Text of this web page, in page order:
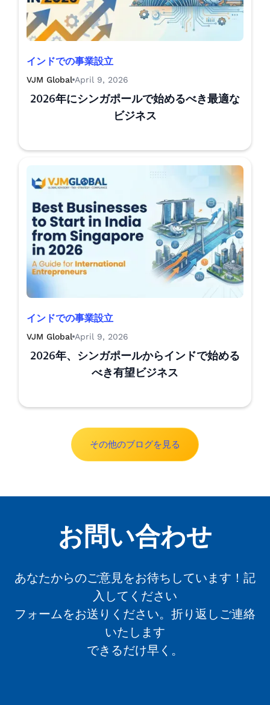
インドでの事業設立
VJM Global April 9, 2026
2026年にシンガポールで始めるべき最適な
ビジネス
インドでの事業設立
VJM Global April 9, 2026
2026年、シンガポールからインドで始める
べき有望ビジネス
その他のブログを見る
お問い合わせ
あなたからのご意見をお待ちしています！記
入してください
フォームをお送りください。折り返しご連絡
いたします
できるだけ早く。